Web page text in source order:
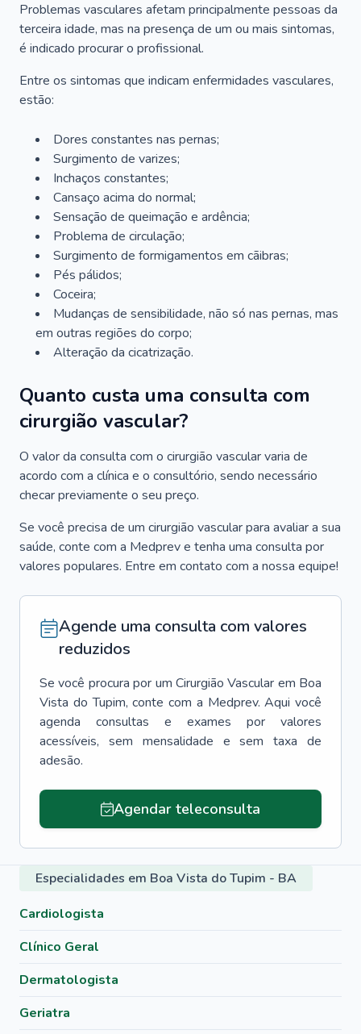
Problemas vasculares afetam principalmente pessoas da
terceira idade, mas na presença de um ou mais sintomas,
é indicado procurar o profissional.
Entre os sintomas que indicam enfermidades vasculares,
estão:
Dores constantes nas pernas;
Surgimento de varizes;
Inchaços constantes;
Cansaço acima do normal;
Sensação de queimação e ardência;
Problema de circulação;
Surgimento de formigamentos em cãibras;
Pés pálidos;
Coceira;
Mudanças de sensibilidade, não só nas pernas, mas
em outras regiões do corpo;
Alteração da cicatrização.
Quanto custa uma consulta com
cirurgião vascular?
O valor da consulta com o cirurgião vascular varia de
acordo com a clínica e o consultório, sendo necessário
checar previamente o seu preço.
Se você precisa de um cirurgião vascular para avaliar a sua
saúde, conte com a Medprev e tenha uma consulta por
valores populares. Entre em contato com a nossa equipe!
Agende uma consulta com valores
reduzidos
Se você procura por um Cirurgião Vascular em Boa
Vista do Tupim, conte com a Medprev. Aqui você
agenda consultas e exames por valores
acessíveis, sem mensalidade e sem taxa de
adesão.
Agendar teleconsulta
Especialidades em Boa Vista do Tupim - BA
Cardiologista
Clínico Geral
Dermatologista
Geriatra